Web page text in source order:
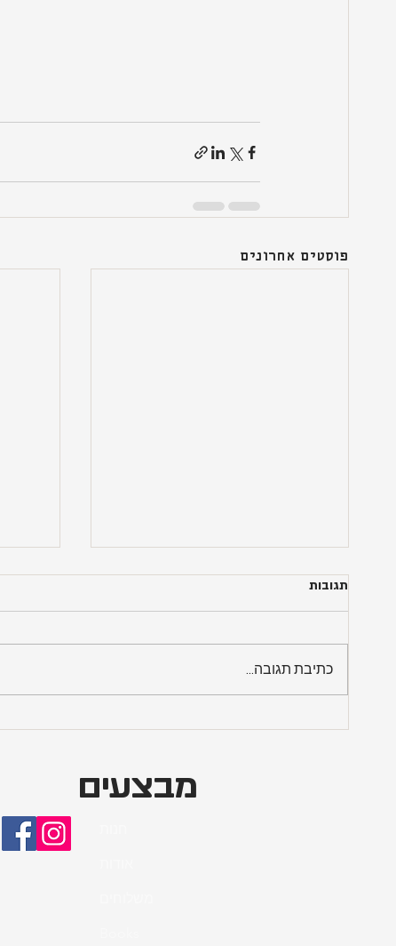
פוסטים אחרונים
משקה שקדים עם שקית סינון
תגובות
כתיבת תגובה...
מבצעים